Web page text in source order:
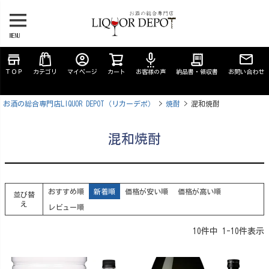
MENU
store
ＴＯＰ カテゴリ
account_circle
マイページ カート
settings_voice
お客様の声
receipt_long
納品書・領収書 お問い合わせ
お酒の総合専門店LIQUOR DEPOT（リカーデポ） 焼酎 混和焼酎
混和焼酎
並び替
え
おすすめ順 新着順 価格が安い順 価格が高い順
レビュー順
10件中 1 -10件表示